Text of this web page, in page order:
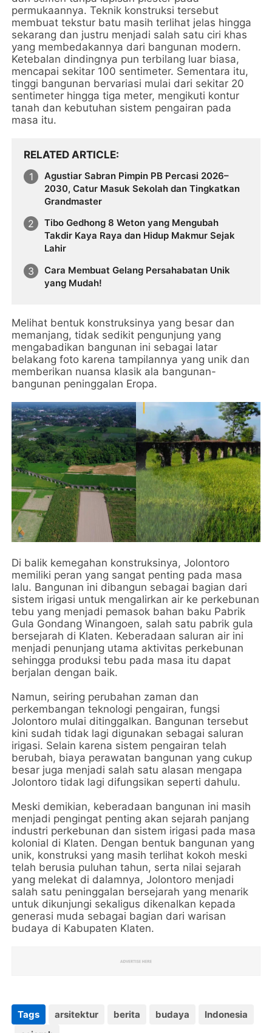
permukaannya. Teknik konstruksi tersebut
membuat tekstur batu masih terlihat jelas hingga
sekarang dan justru menjadi salah satu ciri khas
yang membedakannya dari bangunan modern.
Ketebalan dindingnya pun terbilang luar biasa,
mencapai sekitar 100 sentimeter. Sementara itu,
tinggi bangunan bervariasi mulai dari sekitar 20
sentimeter hingga tiga meter, mengikuti kontur
tanah dan kebutuhan sistem pengairan pada
masa itu.
RELATED ARTICLE
Agustiar Sabran Pimpin PB Percasi 2026–
2030, Catur Masuk Sekolah dan Tingkatkan
Grandmaster
Tibo Gedhong 8 Weton yang Mengubah
Takdir Kaya Raya dan Hidup Makmur Sejak
Lahir
Cara Membuat Gelang Persahabatan Unik
yang Mudah!
Melihat bentuk konstruksinya yang besar dan
memanjang, tidak sedikit pengunjung yang
mengabadikan bangunan ini sebagai latar
belakang foto karena tampilannya yang unik dan
memberikan nuansa klasik ala bangunan-
bangunan peninggalan Eropa.
Di balik kemegahan konstruksinya, Jolontoro
memiliki peran yang sangat penting pada masa
lalu. Bangunan ini dibangun sebagai bagian dari
sistem irigasi untuk mengalirkan air ke perkebunan
tebu yang menjadi pemasok bahan baku Pabrik
Gula Gondang Winangoen, salah satu pabrik gula
bersejarah di Klaten. Keberadaan saluran air ini
menjadi penunjang utama aktivitas perkebunan
sehingga produksi tebu pada masa itu dapat
berjalan dengan baik.
Namun, seiring perubahan zaman dan
perkembangan teknologi pengairan, fungsi
Jolontoro mulai ditinggalkan. Bangunan tersebut
kini sudah tidak lagi digunakan sebagai saluran
irigasi. Selain karena sistem pengairan telah
berubah, biaya perawatan bangunan yang cukup
besar juga menjadi salah satu alasan mengapa
Jolontoro tidak lagi difungsikan seperti dahulu.
Meski demikian, keberadaan bangunan ini masih
menjadi pengingat penting akan sejarah panjang
industri perkebunan dan sistem irigasi pada masa
kolonial di Klaten. Dengan bentuk bangunan yang
unik, konstruksi yang masih terlihat kokoh meski
telah berusia puluhan tahun, serta nilai sejarah
yang melekat di dalamnya, Jolontoro menjadi
salah satu peninggalan bersejarah yang menarik
untuk dikunjungi sekaligus dikenalkan kepada
generasi muda sebagai bagian dari warisan
budaya di Kabupaten Klaten.
Tags arsitektur berita budaya
Indonesia